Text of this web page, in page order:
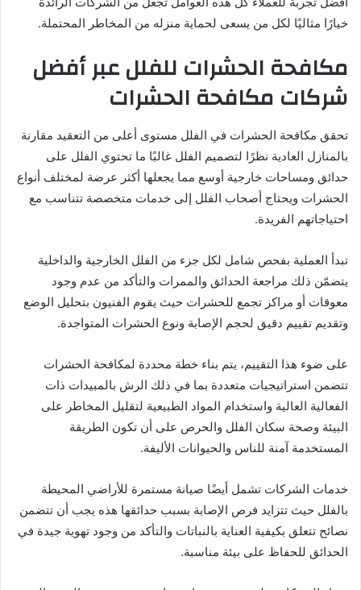
خيارًا مثاليًا لكل من يسعى لحماية منزله من المخاطر المحتملة.
مكافحة الحشرات للفلل عبر أفضل
شركات مكافحة الحشرات
تحقق مكافحة الحشرات في الفلل مستوى أعلى من التعقيد مقارنة
بالمنازل العادية نظرًا لتصميم الفلل غالبًا ما تحتوي الفلل على
حدائق ومساحات خارجية أوسع مما يجعلها أكثر عرضة لمختلف أنواع
الحشرات ويحتاج أصحاب الفلل إلى خدمات متخصصة تتناسب مع
احتياجاتهم الفريدة.
تبدأ العملية بفحص شامل لكل جزء من الفلل الخارجية والداخلية
يتضمّن ذلك مراجعة الحدائق والممرات والتأكد من عدم وجود
معوقات أو مراكز تجمع للحشرات حيث يقوم الفنيون بتحليل الوضع
وتقديم تقييم دقيق لحجم الإصابة ونوع الحشرات المتواجدة.
على ضوء هذا التقييم، يتم بناء خطة محددة لمكافحة الحشرات
تتضمن استراتيجيات متعددة بما في ذلك الرش بالمبيدات ذات
الفعالية العالية واستخدام المواد الطبيعية لتقليل المخاطر على
البيئة وصحة سكان الفلل والحرص على أن تكون الطريقة
المستخدمة آمنة للناس والحيوانات الأليفة.
خدمات الشركات تشمل أيضًا صيانة مستمرة للأراضي المحيطة
بالفلل حيث تتزايد فرص الإصابة بسبب حدائقها هذه يجب أن تتضمن
نصائح تتعلق بكيفية العناية بالنباتات والتأكد من وجود تهوية جيدة في
الحدائق للحفاظ على بيئة مناسبة.